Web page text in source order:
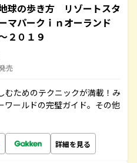
球の歩き方 リゾートスタ
マパークｉｎオーランド
２０１９
売
むためのテクニックが満載！み
ワールドの完璧ガイド。その他
詳細を見る